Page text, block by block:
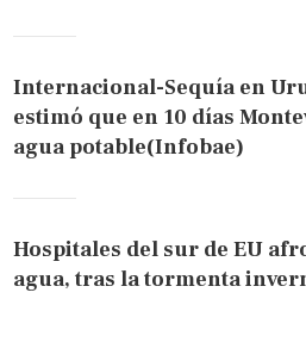
Internacional-Sequía en
estimó que en 10 días
agua potable(Infobae)
Hospitales del sur de EU
agua, tras la tormenta